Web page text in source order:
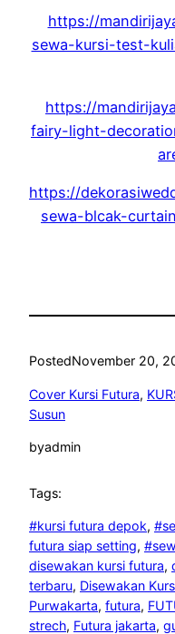
https://
sewa-kursi-test-
https://
fairy-light-
https://
sewa-blcak-
PostedNovember 20,
Cover Kursi Futura,
Susun
byadmin
Tags:
#kursi futura depok,
futura siap setting,
disewakan kursi futura,
terbaru, Disewakan
Purwakarta, futura,
strech, Futura jakarta,